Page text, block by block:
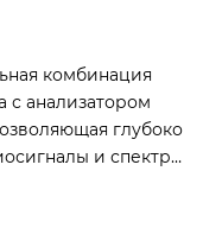
комбинация
с анализатором
глубоко
и спектры.
и точно